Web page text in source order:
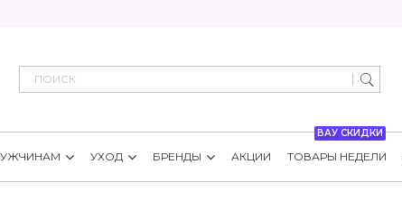
УХОД БРЕНДЫ АКЦИИ
ВАУ СКИДКИ
ТОВАРЫ НЕДЕЛИ